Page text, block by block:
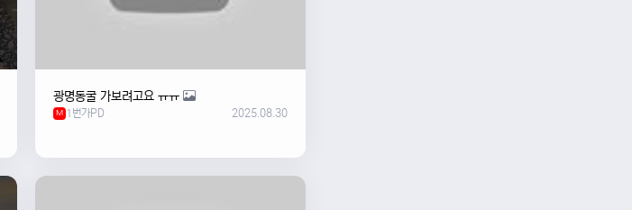
광명동굴 가보려고요 ㅠㅠ
M 1번가PD 2025.08.30